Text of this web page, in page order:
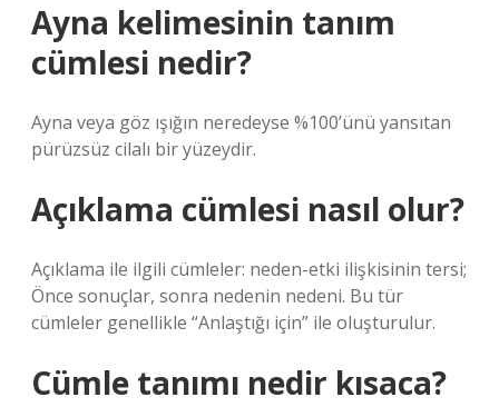
Ayna kelimesinin tanım
cümlesi nedir?
Ayna veya göz ışığın neredeyse %100’ünü yansıtan
pürüzsüz cilalı bir yüzeydir.
Açıklama cümlesi nasıl olur?
Açıklama ile ilgili cümleler: neden-etki ilişkisinin tersi;
Önce sonuçlar, sonra nedenin nedeni. Bu tür
cümleler genellikle “Anlaştığı için” ile oluşturulur.
Cümle tanımı nedir kısaca?